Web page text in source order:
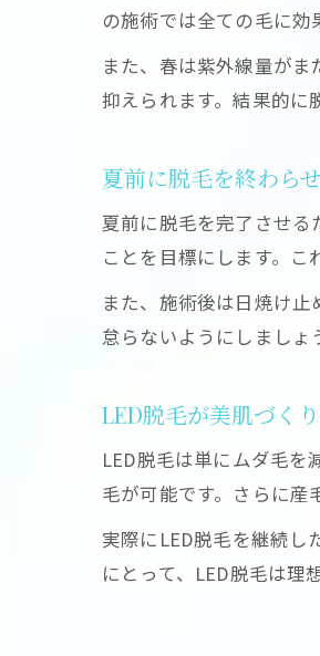
の施術では全ての毛に効
また、春は紫外線量が
抑えられます。結果的に
夏前に脱毛を終わら
夏前に脱毛を完了させ
ことを目標にします。こ
また、施術後は日焼け
怠らないようにしましょ
LED脱毛が美肌づく
LED脱毛は単にムダ毛
毛が可能です。さらに産
実際にLED脱毛を継続し
にとって、LED脱毛は理